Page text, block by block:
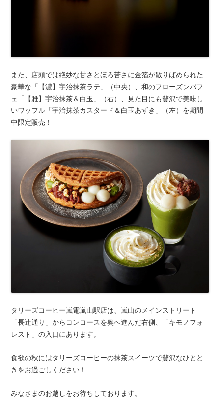
また、店頭では絶妙な甘さとほろ苦さに金箔が散りばめられた
豪華な「【濃】宇治抹茶ラテ」（中央）、和のフローズンパフ
ェ「【雅】宇治抹茶＆白玉」（右）、見た目にも贅沢で美味し
いワッフル「宇治抹茶カスタード＆白玉あずき」（左）を期間
中限定販売！
タリーズコーヒー嵐電嵐山駅店は、嵐山のメインストリート
「長辻通り」からコンコースを奥へ進んだ右側、「キモノフォ
レスト」の入口にあります。
食欲の秋にはタリーズコーヒーの抹茶スイーツで贅沢なひとと
きをお過ごしください！
みなさまのお越しをお待ちしております。